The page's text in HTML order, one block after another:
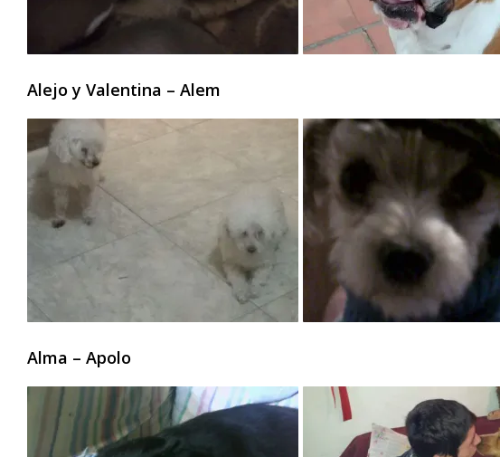
Alejo y Valentina – Alem
Alma – Apolo